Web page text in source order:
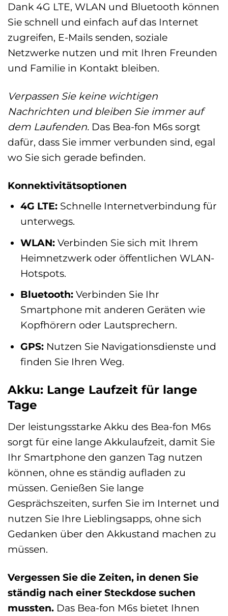
Dank 4G LTE, WLAN und Bluetooth können
Sie schnell und einfach auf das Internet
zugreifen, E-Mails senden, soziale
Netzwerke nutzen und mit Ihren Freunden
und Familie in Kontakt bleiben.
Verpassen Sie keine wichtigen
Nachrichten und bleiben Sie immer auf
dem Laufenden. Das Bea-fon M6s sorgt
dafür, dass Sie immer verbunden sind, egal
wo Sie sich gerade befinden.
Konnektivitätsoptionen
4G LTE: Schnelle Internetverbindung für
unterwegs.
WLAN: Verbinden Sie sich mit Ihrem
Heimnetzwerk oder öffentlichen WLAN-
Hotspots.
Bluetooth: Verbinden Sie Ihr
Smartphone mit anderen Geräten wie
Kopfhörern oder Lautsprechern.
GPS: Nutzen Sie Navigationsdienste und
finden Sie Ihren Weg.
Akku: Lange Laufzeit für lange
Tage
Der leistungsstarke Akku des Bea-fon M6s
sorgt für eine lange Akkulaufzeit, damit Sie
Ihr Smartphone den ganzen Tag nutzen
können, ohne es ständig aufladen zu
müssen. Genießen Sie lange
Gesprächszeiten, surfen Sie im Internet und
nutzen Sie Ihre Lieblingsapps, ohne sich
Gedanken über den Akkustand machen zu
müssen.
Vergessen Sie die Zeiten, in denen Sie
ständig nach einer Steckdose suchen
mussten. Das Bea-fon M6s bietet Ihnen